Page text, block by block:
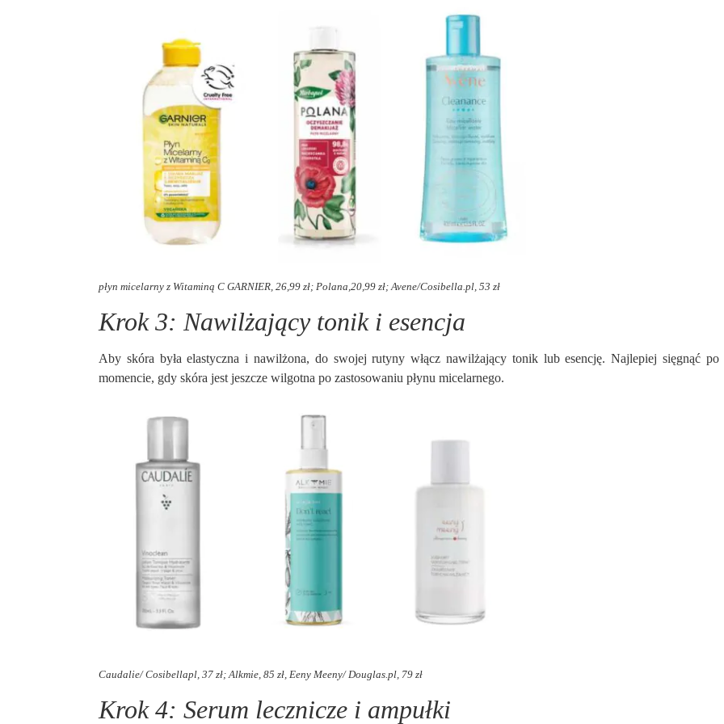
płyn micelarny z Witaminą C GARNIER, 26,99 zł; Polana,20,99 zł; Avene/Cosibella.pl, 53 zł
Krok 3: Nawilżający tonik i esencja
Aby skóra była elastyczna i nawilżona, do swojej rutyny włącz nawilżający tonik lub esencję. Najlepiej sięgnąć
momencie, gdy skóra jest jeszcze wilgotna po zastosowaniu płynu micelarnego.
Caudalie/ Cosibellapl, 37 zł; Alkmie, 85 zł, Eeny Meeny/ Douglas.pl, 79 zł
Krok 4: Serum lecznicze i ampułki